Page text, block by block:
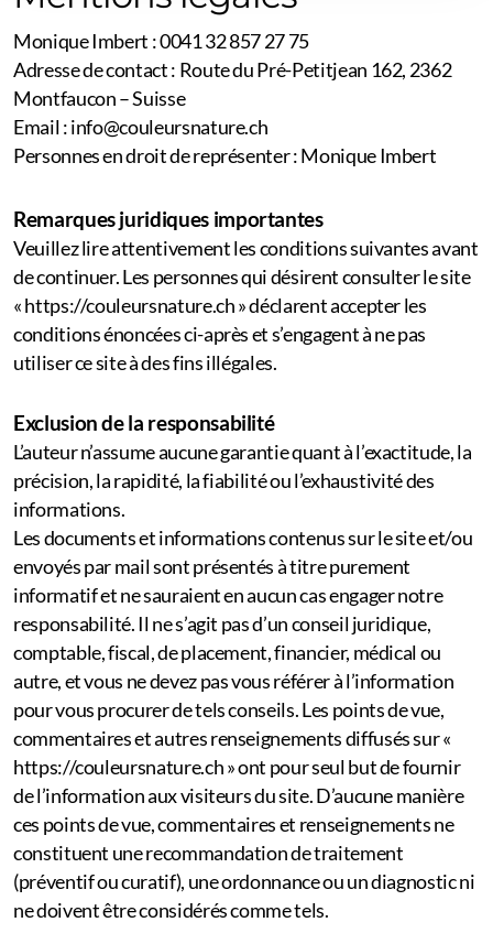
Monique Imbert : 0041 32 857 27 75
Adresse de contact : Route du Pré-Petitjean 162, 2362
Montfaucon – Suisse
Email : info@couleursnature.ch
Personnes en droit de représenter : Monique Imbert
Remarques juridiques importantes
Veuillez lire attentivement les conditions suivantes avant
de continuer. Les personnes qui désirent consulter le site
« https://couleursnature.ch » déclarent accepter les
conditions énoncées ci-après et s’engagent à ne pas
utiliser ce site à des fins illégales.
Exclusion de la responsabilité
L’auteur n’assume aucune garantie quant à l’exactitude, la
précision, la rapidité, la fiabilité ou l’exhaustivité des
informations.
Les documents et informations contenus sur le site et/ou
envoyés par mail sont présentés à titre purement
informatif et ne sauraient en aucun cas engager notre
responsabilité. Il ne s’agit pas d’un conseil juridique,
comptable, fiscal, de placement, financier, médical ou
autre, et vous ne devez pas vous référer à l’information
pour vous procurer de tels conseils. Les points de vue,
commentaires et autres renseignements diffusés sur «
https://couleursnature.ch » ont pour seul but de fournir
de l’information aux visiteurs du site. D’aucune manière
ces points de vue, commentaires et renseignements ne
constituent une recommandation de traitement
(préventif ou curatif), une ordonnance ou un diagnostic ni
ne doivent être considérés comme tels.
Vidéos de Yoga